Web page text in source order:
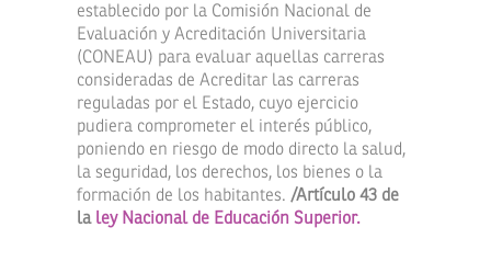
establecido por la Comisión Nacional de
Evaluación y Acreditación Universitaria
(CONEAU) para evaluar aquellas carreras
consideradas de Acreditar las carreras
reguladas por el Estado, cuyo ejercicio
pudiera comprometer el interés público,
poniendo en riesgo de modo directo la salud,
la seguridad, los derechos, los bienes o la
formación de los habitantes. /Artículo 43 de
la ley Nacional de Educación Superior.